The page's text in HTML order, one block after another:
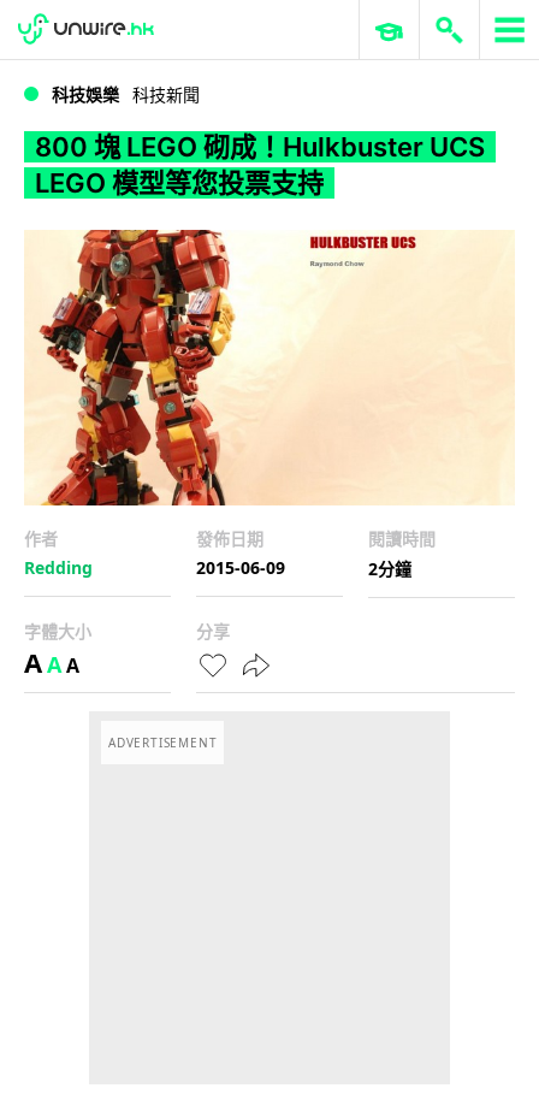
WWDC 2026 ERP 與商業 AI
科技娛樂 科技新聞
800 塊 LEGO 砌成！Hulkbuster UCS
LEGO 模型等您投票支持
作者
Redding
發佈日期
2015-06-09
閱讀時間
2分鐘
字體大小
AAA
分享
ADVERTISEMENT